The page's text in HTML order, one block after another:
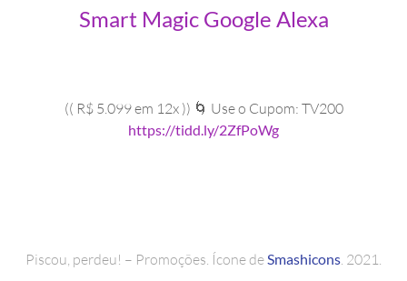
Smart Magic Google Alexa
(( R$ 5.099 em 12x )) 🌀 Use o Cupom: TV200
https://tidd.ly/2ZfPoWg
Piscou, perdeu! – Promoções. Ícone de Smashicons . 2021.